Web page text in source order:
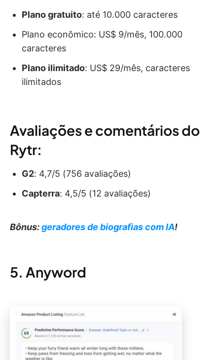
Plano gratuito: até 10.000 caracteres
Plano econômico: US$ 9/mês, 100.000
caracteres
Plano ilimitado: US$ 29/mês, caracteres
ilimitados
Avaliações e comentários do
Rytr:
G2: 4,7/5 (756 avaliações)
Capterra: 4,5/5 (12 avaliações)
Bônus:geradores de biografias com IA!
5. Anyword